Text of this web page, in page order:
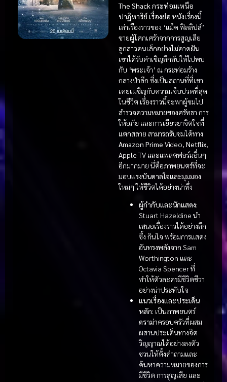
The Shack กระท่อมเหนือ
ปาฏิหาริย์ เรื่องย่อ หนังเรื่องนี้
เล่าเรื่องราวของ ‘แม็ค ฟิลลิปส์’
ชายผู้โศกเศร้าจากการสูญเสีย
ลูกสาวคนเล็กอย่างไม่คาดฝัน
เขาได้รับคำเชิญลึกลับให้ไปพบ
กับ ‘พระเจ้า’ ณ กระท่อมร้าง
กลางป่าลึก ซึ่งเป็นสถานที่ที่เขา
เคยเผชิญกับความเจ็บปวดที่สุด
ในชีวิต เรื่องราวนี้จะพาผู้ชมไป
สำรวจความหมายของศรัทธา การ
ให้อภัย และการเยียวยาจิตใจที่
แตกสลาย สามารถรับชมได้ทาง
Amazon Prime Video, Netflix,
Apple TV และแพลตฟอร์มอื่นๆ
อีกมากมาย นี่คือภาพยนตร์ที่จะ
มอบแรงบันดาลใจและมุมมอง
ใหม่ๆ ให้ชีวิตได้อย่างน่าทึ่ง
ผู้กำกับและนักแสดง:
Stuart Hazeldine นำ
เสนอเรื่องราวได้อย่างลึก
ซึ้ง กินใจ พร้อมการแสดง
อันทรงพลังจาก Sam
Worthington และ
Octavia Spencer ที่
ทำให้ตัวละครมีชีวิตชีวา
อย่างน่าประทับใจ
แนวเรื่องและประเด็น
หลัก: เป็นภาพยนตร์
ดราม่าครอบครัวที่ผสม
ผสานประเด็นทางจิต
วิญญาณได้อย่างลงตัว
ชวนให้ตั้งคำถามและ
ค้นหาความหมายของการ
มีชีวิต การสูญเสีย และ